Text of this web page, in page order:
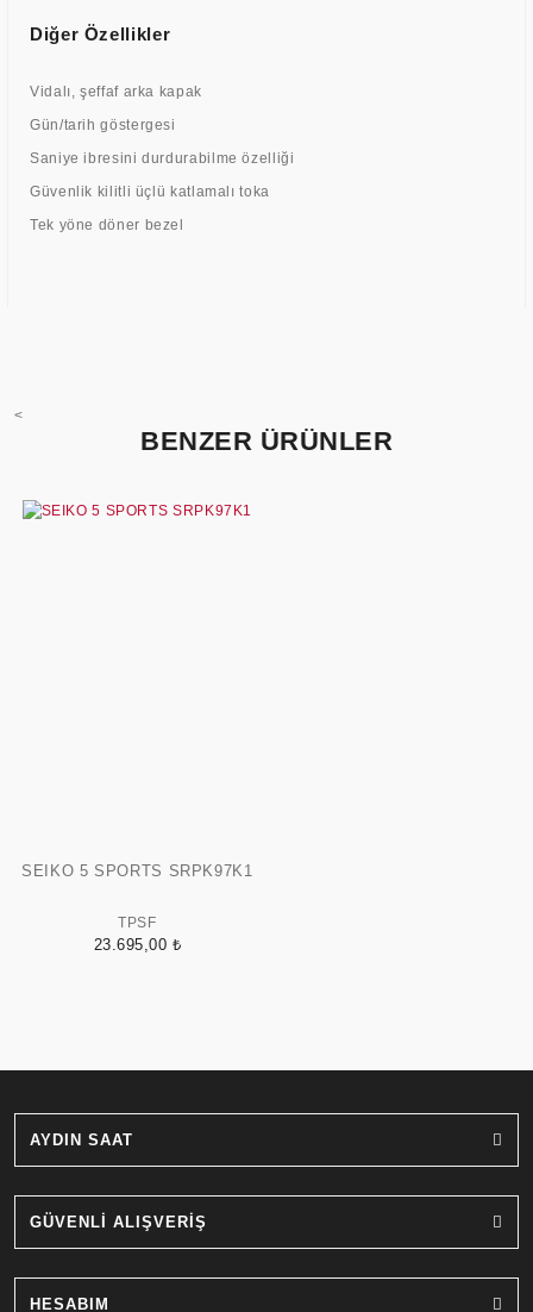
Diğer Özellikler
Vidalı, şeffaf arka kapak
Gün/tarih göstergesi
Saniye ibresini durdurabilme özelliği
Güvenlik kilitli üçlü katlamalı toka
Tek yöne döner bezel
<
BENZER ÜRÜNLER
SEIKO 5 SPORTS SRPK97K1
TPSF
23.695,00 ₺
AYDIN SAAT
GÜVENLİ ALIŞVERİŞ
HESABIM